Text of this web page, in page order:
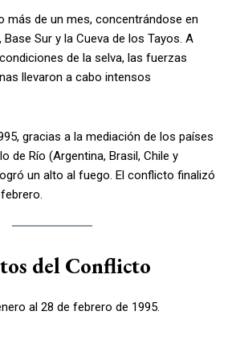
más de un mes, concentrándose en
Sur y la Cueva de los Tayos. A
de la selva, las fuerzas
llevaron a cabo intensos
gracias a la mediación de los países
de Río (Argentina, Brasil, Chile y
un alto al fuego. El conflicto finalizó
del Conflicto
al 28 de febrero de 1995.